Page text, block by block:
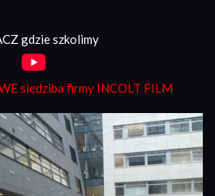
gdzie szkolimy
siedziba firmy INCOLT FILM